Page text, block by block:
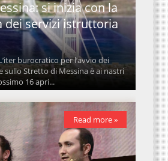
si inizia con la
dei servizi istruttoria
burocratico per l’avvio dei
sullo Stretto di Messina è ai nastri
16 apri...
Read more »